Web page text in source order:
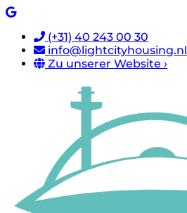
(+31) 40 243 00 30
info@lightcityhousing.nl
Zu unserer Website ›